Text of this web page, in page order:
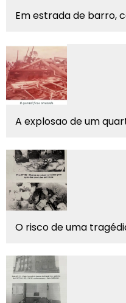
Em estrada de barro,
A explosao de um
O risco de uma